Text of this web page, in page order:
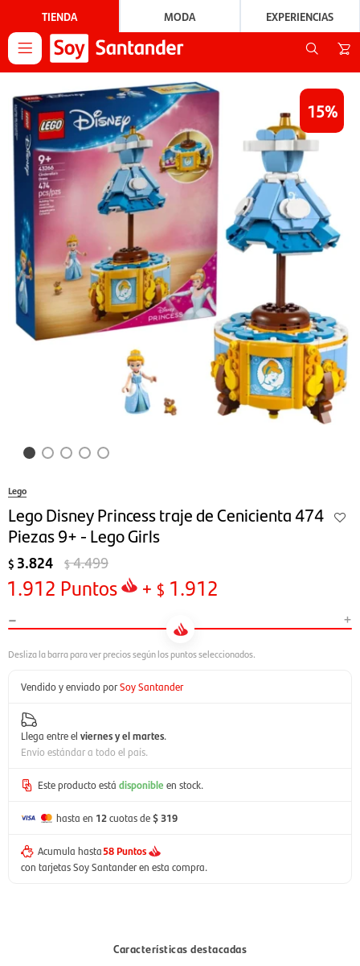
TIENDA MODA EXPERIENCIAS

15
Lego
Lego Disney Princess traje de Cenicienta 474
Piezas 9+ - Lego Girls
$ 3.824 $4.499
1.912 Puntos + $ 1.912
- +
Vendido y enviado porSoy Santander
Llega entre el viernes y el martes.
Envío estándar a todo el país.
Este producto está disponible en stock.
hasta en 12cuotas de$ 319
Acumula hasta58 Puntos
con tarjetas Soy Santander en esta compra.
Características destacadas